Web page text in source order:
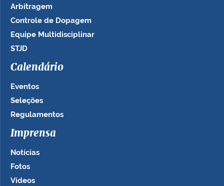
Arbitragem
Controle de Dopagem
Equipe Multidisciplinar
STJD
Calendário
Eventos
Seleções
Regulamentos
Imprensa
Notícias
Fotos
Vídeos